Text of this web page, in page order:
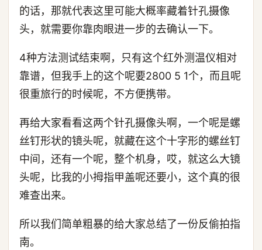
的话，那就代表这里可能大概率藏着针孔摄像
头，就需要你靠肉眼进一步的去确认一下。
4种方法测试结束啊，只有这个红外测温仪相对
靠谱，但我手上的这个呢要2800 5 1个，而且呢
很重旅行的时候呢，不方便携带。
再给大家看看这两个针孔摄像头啊，一个呢是螺
丝钉形状的镜头呢，就藏在这个十字形的螺丝钉
中间，还有一个呢，整个机身，哎，就这么大镜
头呢，比我的小拇指甲盖呢还要小，这个真的很
难查出来。
所以我们简单粗暴的给大家总结了一份反偷拍指
南。